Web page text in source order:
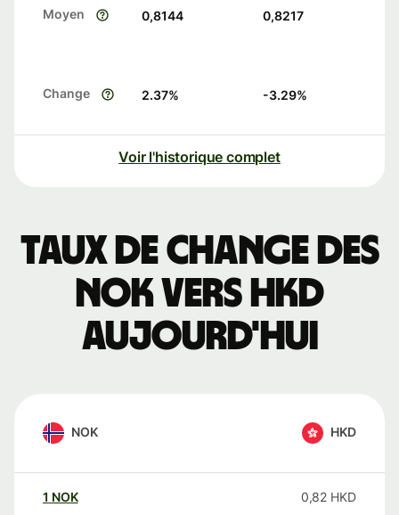
Moyen 0,8144 0,8217
Change 2.37% -3.29%
Voir l'historique complet
Taux de change des
NOK vers HKD
aujourd'hui
NOK HKD
1 NOK 0,82 HKD